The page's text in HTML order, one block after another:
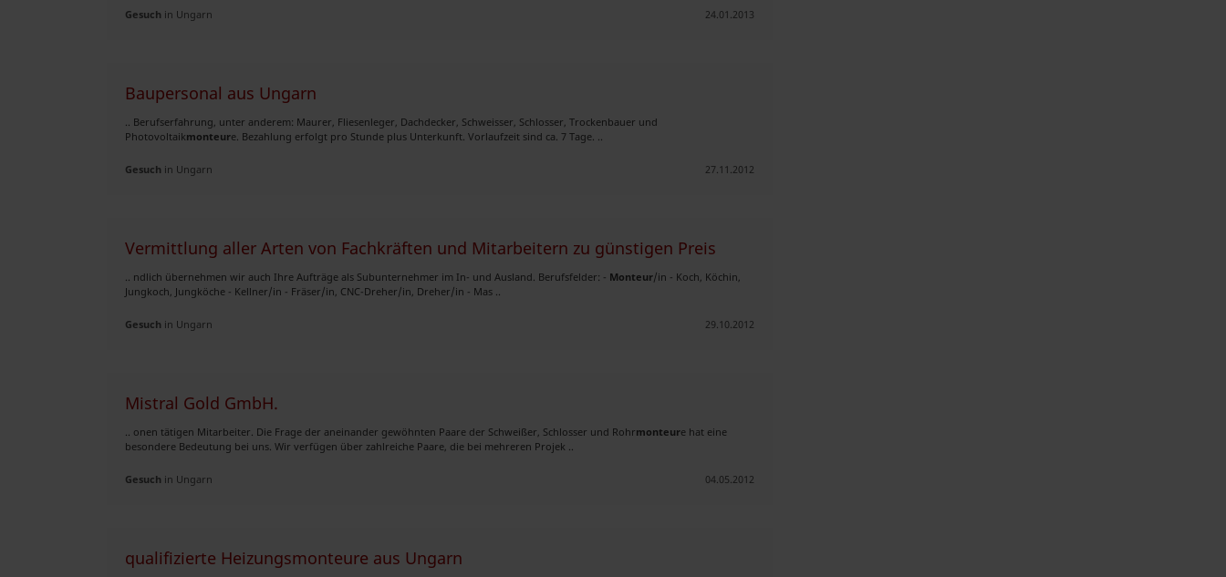
Gesuch in Ungarn 24.01.2013
Baupersonal aus Ungarn
.. Berufserfahrung, unter anderem: Maurer, Fliesenleger, Dachdecker, Schweisser, Schlosser, Trockenbauer und
Photovoltaikmonteure. Bezahlung erfolgt pro Stunde plus Unterkunft. Vorlaufzeit sind ca. 7 Tage. ..
Gesuch in Ungarn 27.11.2012
Vermittlung aller Arten von Fachkräften und Mitarbeitern zu günstigen Preis
.. ndlich übernehmen wir auch Ihre Aufträge als Subunternehmer im In- und Ausland. Berufsfelder: - Monteur/in - Koch, Köchin,
Jungkoch, Jungköche - Kellner/in - Fräser/in, CNC-Dreher/in, Dreher/in - Mas ..
Gesuch in Ungarn 29.10.2012
Mistral Gold GmbH.
.. onen tätigen Mitarbeiter. Die Frage der aneinander gewöhnten Paare der Schweißer, Schlosser und Rohrmonteure hat eine
besondere Bedeutung bei uns. Wir verfügen über zahlreiche Paare, die bei mehreren Projek ..
Gesuch in Ungarn 04.05.2012
qualifizierte Heizungsmonteure aus Ungarn